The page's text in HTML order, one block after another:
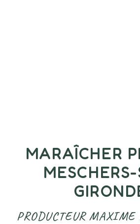
MARAÎCHER
PRODUCTEUR